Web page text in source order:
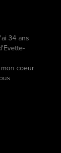
34 ans
coeur